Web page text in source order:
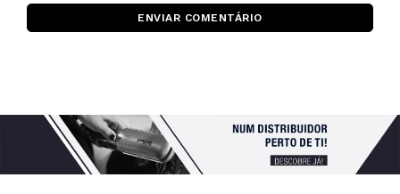
ENVIAR COMENTÁRIO